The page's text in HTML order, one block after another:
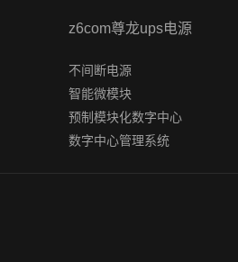
z6com尊龙ups电源
不间断电源
智能微模块
预制模块化数字中心
数字中心管理系统